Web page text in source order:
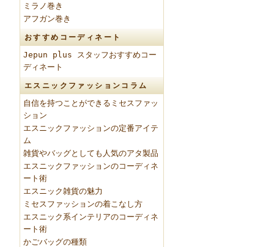
ミラノ巻き
アフガン巻き
おすすめコーディネート
Jepun plus スタッフおすすめコー
ディネート
エスニックファッションコラム
自信を持つことができるミセスファッ
ション
エスニックファッションの定番アイテ
ム
雑貨やバッグとしても人気のアタ製品
エスニックファッションのコーディネ
ート術
エスニック雑貨の魅力
ミセスファッションの着こなし方
エスニック系インテリアのコーディネ
ート術
かごバッグの種類